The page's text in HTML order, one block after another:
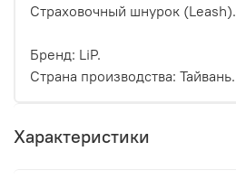
Страховочный шнурок (Leash).
Бренд: LiP.
Страна производства: Тайвань.
Характеристики